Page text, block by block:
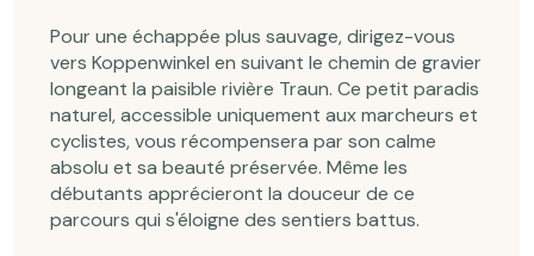
Pour une échappée plus sauvage, dirigez-vous
vers Koppenwinkel en suivant le chemin de gravier
longeant la paisible rivière Traun. Ce petit paradis
naturel, accessible uniquement aux marcheurs et
cyclistes, vous récompensera par son calme
absolu et sa beauté préservée. Même les
débutants apprécieront la douceur de ce
parcours qui s'éloigne des sentiers battus.